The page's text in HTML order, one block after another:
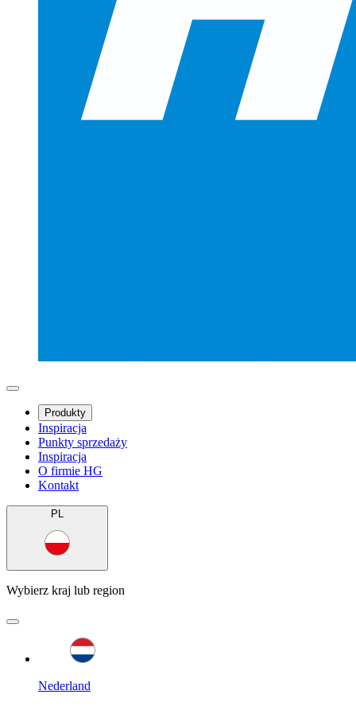
Produkty
Inspiracja
Punkty sprzedaży
Inspiracja
O firmie HG
Kontakt
PL
Wybierz kraj lub region
Nederland